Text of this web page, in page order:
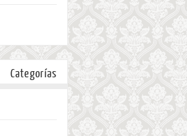
Categorías